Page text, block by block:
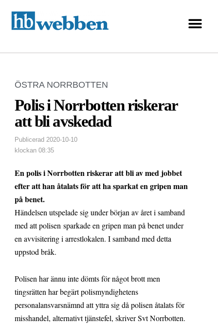
ÖSTRA NORRBOTTEN
Polis i Norrbotten riskerar
att bli avskedad
Publicerad 2020-10-10
klockan 08:35
En polis i Norrbotten riskerar att bli av med jobbet
efter att han åtalats för att ha sparkat en gripen man
på benet.
Händelsen utspelade sig under början av året i samband
med att polisen sparkade en gripen man på benet under
en avvisitering i arrestlokalen. I samband med detta
uppstod bråk.
Polisen har ännu inte dömts för något brott men
tingsrätten har begärt polismyndighetens
personalansvarsnämnd att yttra sig då polisen åtalats för
misshandel, alternativt tjänstefel, skriver Svt Norrbotten.